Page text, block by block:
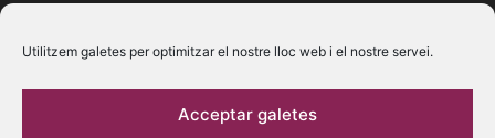
Utilitzem galetes per optimitzar el nostre lloc web i el nostre servei.
Acceptar galetes
Segueix-nos